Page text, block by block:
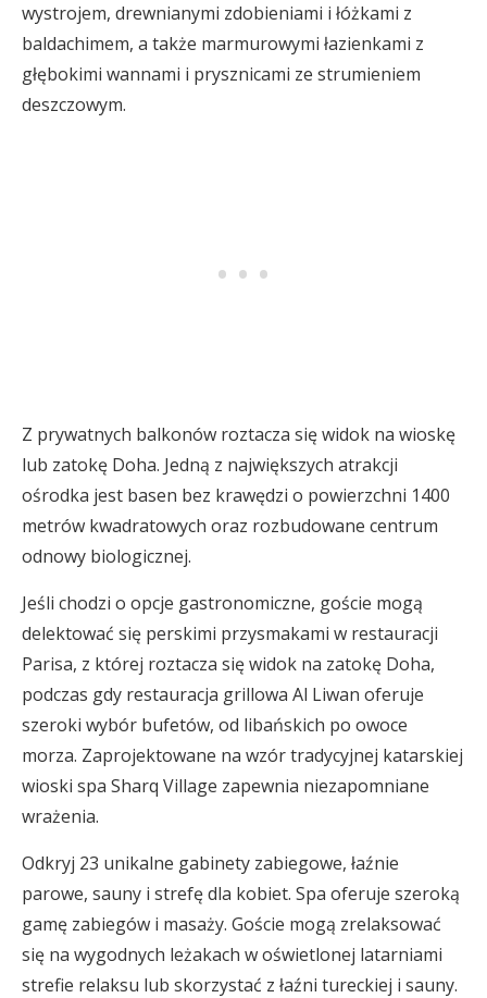
wystrojem, drewnianymi zdobieniami i łóżkami z
baldachimem, a także marmurowymi łazienkami z
głębokimi wannami i prysznicami ze strumieniem
deszczowym.
Z prywatnych balkonów roztacza się widok na wioskę
lub zatokę Doha. Jedną z największych atrakcji
ośrodka jest basen bez krawędzi o powierzchni 1400
metrów kwadratowych oraz rozbudowane centrum
odnowy biologicznej.
Jeśli chodzi o opcje gastronomiczne, goście mogą
delektować się perskimi przysmakami w restauracji
Parisa, z której roztacza się widok na zatokę Doha,
podczas gdy restauracja grillowa Al Liwan oferuje
szeroki wybór bufetów, od libańskich po owoce
morza. Zaprojektowane na wzór tradycyjnej katarskiej
wioski spa Sharq Village zapewnia niezapomniane
wrażenia.
Odkryj 23 unikalne gabinety zabiegowe, łaźnie
parowe, sauny i strefę dla kobiet. Spa oferuje szeroką
gamę zabiegów i masaży. Goście mogą zrelaksować
się na wygodnych leżakach w oświetlonej latarniami
strefie relaksu lub skorzystać z łaźni tureckiej i sauny.